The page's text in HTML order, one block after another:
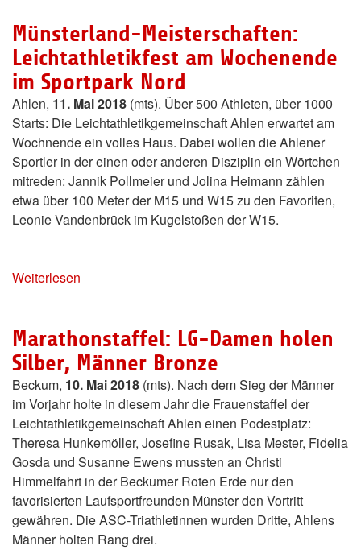
Münsterland-Meisterschaften:
Leichtathletikfest am Wochenende
im Sportpark Nord
Ahlen, 11. Mai 2018 (mts). Über 500 Athleten, über 1000
Starts: Die Leichtathletikgemeinschaft Ahlen erwartet am
Wochnende ein volles Haus. Dabei wollen die Ahlener
Sportler in der einen oder anderen Disziplin ein Wörtchen
mitreden: Jannik Pollmeier und Jolina Heimann zählen
etwa über 100 Meter der M15 und W15 zu den Favoriten,
Leonie Vandenbrück im Kugelstoßen der W15.
Weiterlesen
Marathonstaffel: LG-Damen holen
Silber, Männer Bronze
Beckum, 10. Mai 2018 (mts). Nach dem Sieg der Männer
im Vorjahr holte in diesem Jahr die Frauenstaffel der
Leichtathletikgemeinschaft Ahlen einen Podestplatz:
Theresa Hunkemöller, Josefine Rusak, Lisa Mester, Fidelia
Gosda und Susanne Ewens mussten an Christi
Himmelfahrt in der Beckumer Roten Erde nur den
favorisierten Laufsportfreunden Münster den Vortritt
gewähren. Die ASC-Triathletinnen wurden Dritte, Ahlens
Männer holten Rang drei.